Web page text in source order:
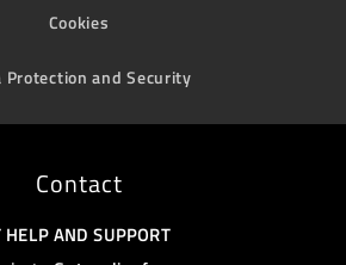
Cookies
Protection and Security
Contact
HELP AND SUPPORT